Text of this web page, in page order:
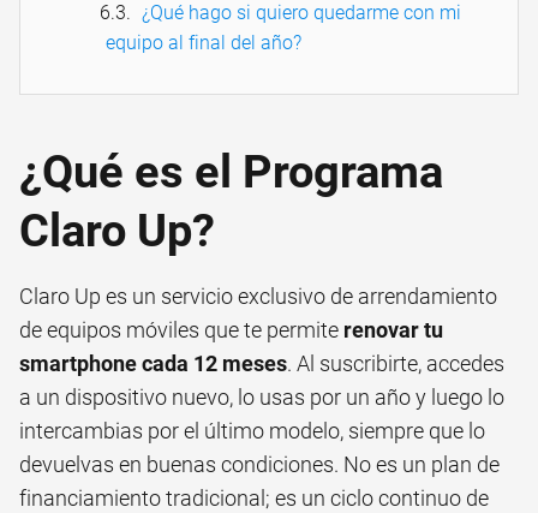
¿Qué hago si quiero quedarme con mi
equipo al final del año?
¿Qué es el Programa
Claro Up?
Claro Up es un servicio exclusivo de arrendamiento
de equipos móviles que te permite renovar tu
smartphone cada 12 meses. Al suscribirte, accedes
a un dispositivo nuevo, lo usas por un año y luego lo
intercambias por el último modelo, siempre que lo
devuelvas en buenas condiciones. No es un plan de
financiamiento tradicional; es un ciclo continuo de